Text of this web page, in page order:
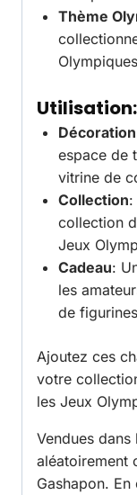
Thème
Utilisation:
Décoration
espace de
vitrine de
Collection:
collection
Jeux
Cadeau:
les
de
Ajoutez ces
votre
les Jeux
Vendues
aléatoirement
Gashapon.